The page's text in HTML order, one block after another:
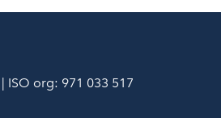
ISO org: 971 033 517